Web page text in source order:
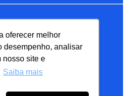
oferecer melhor
desempenho, analisar
nosso site e
Saiba mais